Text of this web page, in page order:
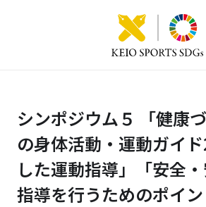
シンポジウム５ 「健康
の身体活動・運動ガイ
した運動指導」「安全
指導を行うためのポイン